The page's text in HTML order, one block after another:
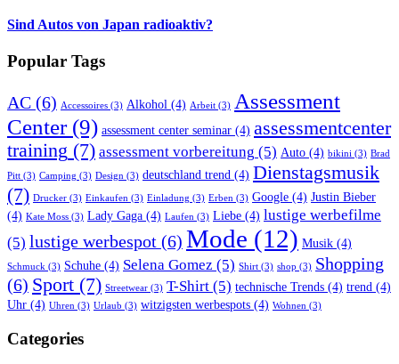
Sind Autos von Japan radioaktiv?
Popular Tags
AC (6) Accessoires (3) Alkohol (4) Arbeit (3) Assessment
Center(9) assessment center seminar (4) assessmentcenter
training (7) assessment vorbereitung (5) Auto (4) bikini (3) Brad
Pitt (3) Camping (3) Design (3) deutschland trend (4) Dienstagsmusik
(7) Drucker (3) Einkaufen (3) Einladung (3) Erben (3) Google (4) Justin Bieber
(4) Kate Moss (3) Lady Gaga (4) Laufen (3) Liebe (4) lustige werbefilme
(5) lustige werbespot (6) Mode (12) Musik (4)
Schmuck (3) Schuhe (4) Selena Gomez (5) Shirt (3) shop (3) Shopping
(6) Sport (7) Streetwear (3) T-Shirt (5) technische Trends (4) trend (4)
Uhr (4) Uhren (3) Urlaub (3) witzigsten werbespots (4) Wohnen (3)
Categories